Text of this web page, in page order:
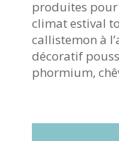
produites
climat estival
callistemon à
décoratif
phormium,